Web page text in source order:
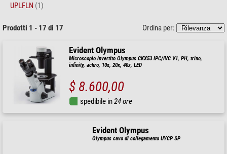
UPLFLN (1)
Prodotti 1 - 17 di 17 Ordina per:
Evident Olympus
Microscopio invertito Olympus CKX53 IPC/IVC V1, PH, trino,
infinity, achro, 10x, 20x, 40x, LED
$ 8.600,00
spedibile in24 ore
Evident Olympus
Olympus cavo di collegamento UYCP SP